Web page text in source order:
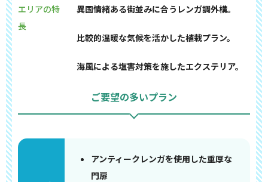
エリアの特
長
異国情緒ある街並みに合うレンガ調外構。
比較的温暖な気候を活かした植栽プラン。
海風による塩害対策を施したエクステリア。
ご要望の多いプラン
アンティークレンガを使用した重厚な
門扉